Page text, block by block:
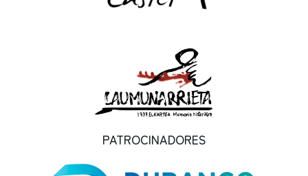
PATROCINADORES